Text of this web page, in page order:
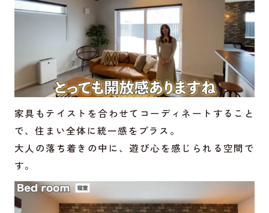
家具もテイストを合わせてコーディネートすること
で、住まい全体に統一感をプラス。
大人の落ち着きの中に、遊び心を感じられる空間で
す。